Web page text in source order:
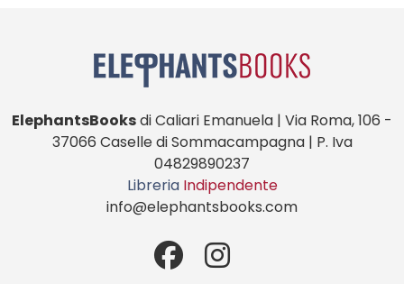
ElephantsBooksdi Caliari Emanuela | Via Roma, 106 -
37066 Caselle di Sommacampagna | P. Iva
04829890237
Libreria Indipendente
info@elephantsbooks.com